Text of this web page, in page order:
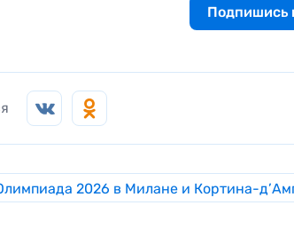
Подпишись
2026 в Милане и Кортина-